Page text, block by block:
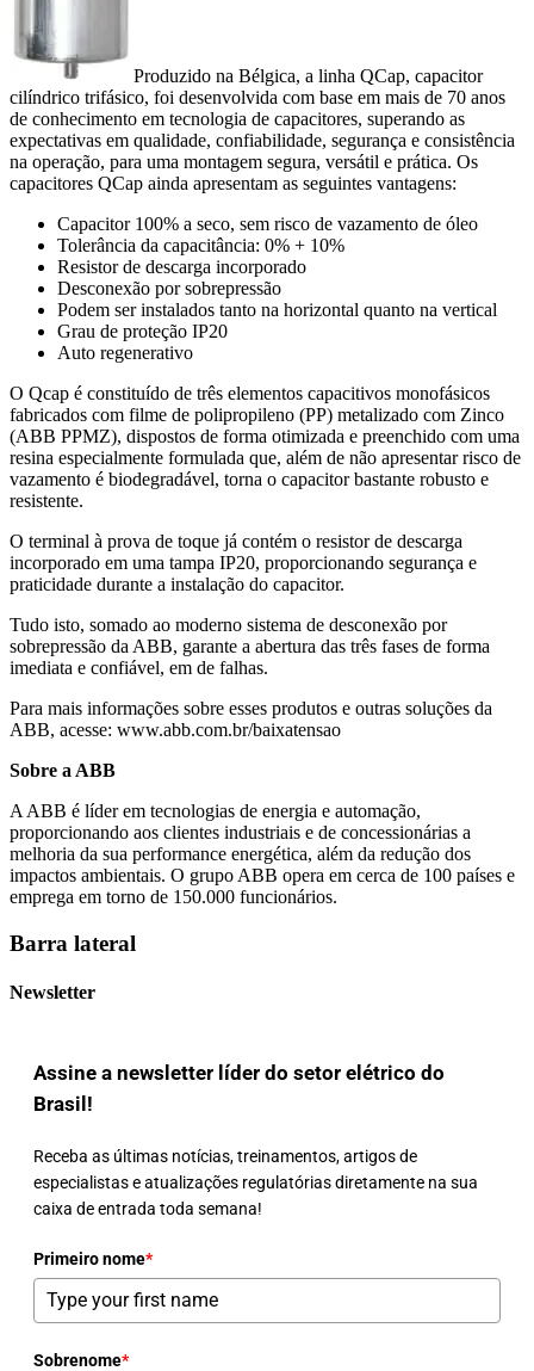
Produzido na Bélgica, a linha QCap, capacitor
cilíndrico trifásico, foi desenvolvida com base em mais de 70 anos
de conhecimento em tecnologia de capacitores, superando as
expectativas em qualidade, confiabilidade, segurança e consistência
na operação, para uma montagem segura, versátil e prática. Os
capacitores QCap ainda apresentam as seguintes vantagens:
Capacitor 100% a seco, sem risco de vazamento de óleo
Tolerância da capacitância: 0% + 10%
Resistor de descarga incorporado
Desconexão por sobrepressão
Podem ser instalados tanto na horizontal quanto na vertical
Grau de proteção IP20
Auto regenerativo
O Qcap é constituído de três elementos capacitivos monofásicos
fabricados com filme de polipropileno (PP) metalizado com Zinco
(ABB PPMZ), dispostos de forma otimizada e preenchido com uma
resina especialmente formulada que, além de não apresentar risco de
vazamento é biodegradável, torna o capacitor bastante robusto e
resistente.
O terminal à prova de toque já contém o resistor de descarga
incorporado em uma tampa IP20, proporcionando segurança e
praticidade durante a instalação do capacitor.
Tudo isto, somado ao moderno sistema de desconexão por
sobrepressão da ABB, garante a abertura das três fases de forma
imediata e confiável, em de falhas.
Para mais informações sobre esses produtos e outras soluções da
ABB, acesse: www.abb.com.br/baixatensao
Sobre a ABB
A ABB é líder em tecnologias de energia e automação,
proporcionando aos clientes industriais e de concessionárias a
melhoria da sua performance energética, além da redução dos
impactos ambientais. O grupo ABB opera em cerca de 100 países e
emprega em torno de 150.000 funcionários.
Barra lateral
Newsletter
Assine a newsletter líder do setor elétrico do
Brasil!
Receba as últimas notícias, treinamentos, artigos de
especialistas e atualizações regulatórias diretamente na sua
caixa de entrada toda semana!
Primeiro nome*
Sobrenome*